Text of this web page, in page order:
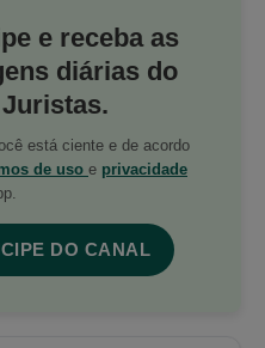
e receba as
diárias do
está ciente e de acordo
de uso e privacidade
DO CANAL